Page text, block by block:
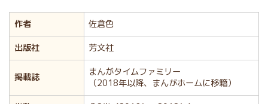
作者
佐倉色
出版社
芳文社
掲載誌
まんがタイムファミリー
（2018年以降、まんがホームに移籍）